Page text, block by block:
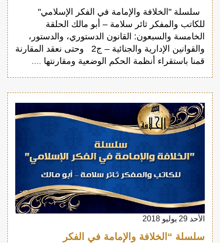
سلسلة "الخلافة والإمامة في الفكر الإسلامي"
للكاتب والمفكر ثائر سلامة – أبو مالك الحلقة
الخامسة والسبعون: القانون الدستوري، والدستور،
والقوانين الإدارية والجنائية – ج2 وحتى نعقد المقارنة
قمنا باستقراء أنظمة الحكم الوضعية ومقارنتها ....
الأحد 29 يوليو 2018
سلسلة “الخلافة والإمامة في الفكر